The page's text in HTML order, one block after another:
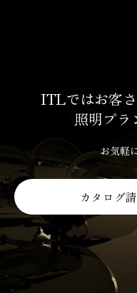
ITLではお客
照明プラ
お気軽
カタログ